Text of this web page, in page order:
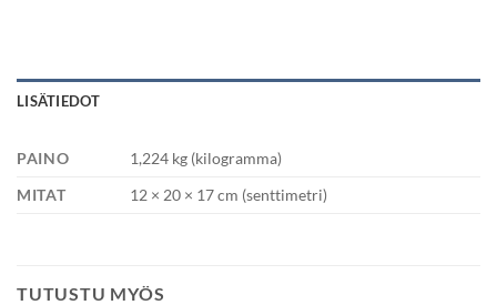
LISÄTIEDOT
PAINO
1,224 kg (kilogramma)
MITAT
12 × 20 × 17 cm (senttimetri)
TUTUSTU MYÖS